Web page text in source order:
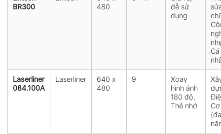
BR300
480
dễ sử
dụng
Cá
Laserliner
084.100A
Laserliner
640 x
480
9
Xoay
hình ảnh
180 độ,
Thẻ nhớ
(đa